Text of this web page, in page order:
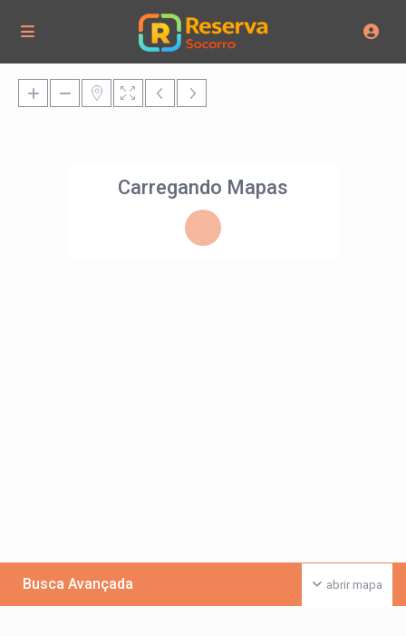
Carregando Mapas
abrir mapa
Busca Avançada